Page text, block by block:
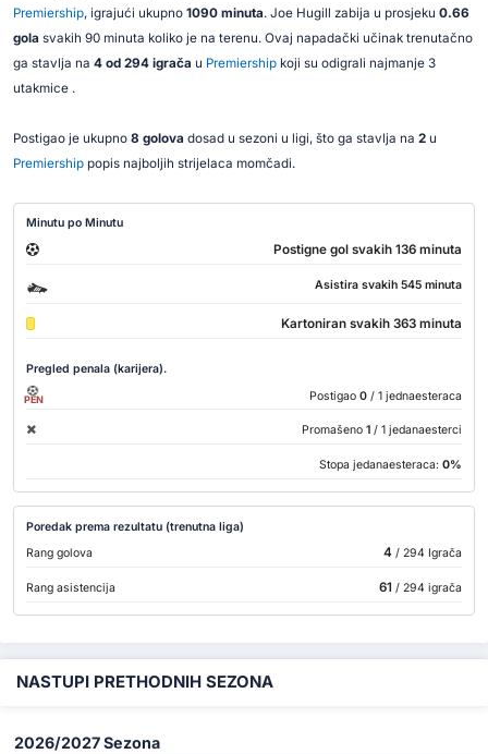
Premiership, igrajući ukupno 1090 minuta. Joe Hugill zabija u prosjeku 0.66
gola svakih 90 minuta koliko je na terenu. Ovaj napadački učinak trenutačno
ga stavlja na 4 od 294 igrača u Premiershipkoji su odigrali najmanje 3
utakmice .
Postigao je ukupno 8 golova dosad u sezoni u ligi, što ga stavlja na 2u
Premiershippopis najboljih strijelaca momčadi.
Minutu po Minutu
Postigne gol svakih 136 minuta
Asistira svakih 545 minuta
Kartoniran svakih 363 minuta
Pregled penala (karijera).
PEN Postigao 0 / 1 jednaesteraca
Promašeno 1 / 1 jedanaesterci
Stopa jedanaesteraca: 0%
Poredak prema rezultatu (trenutna liga)
Rang golova
4/ 294 Igrača
Rang asistencija 61 / 294 igrača
NASTUPI PRETHODNIH SEZONA
2026/2027 Sezona